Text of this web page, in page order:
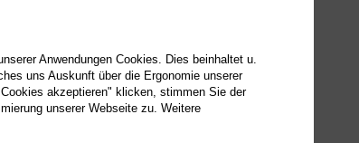
Anwendungen Cookies. Dies beinhaltet u.
uns Auskunft über die Ergonomie unserer
akzeptieren" klicken, stimmen Sie der
unserer Webseite zu. Weitere